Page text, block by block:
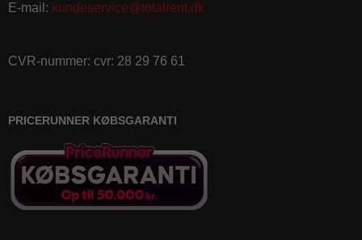
E-mail : kundeservice@totalrent.dk
CVR-nummer: cvr: 28 29 76 61
PRICERUNNER KØBSGARANTI